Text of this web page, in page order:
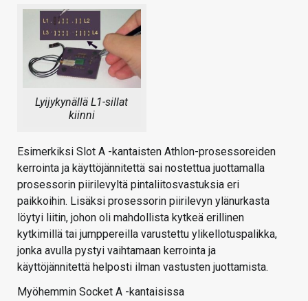
Lyijykynällä L1-sillat
kiinni
Esimerkiksi Slot A -kantaisten Athlon-prosessoreiden
kerrointa ja käyttöjännitettä sai nostettua juottamalla
prosessorin piirilevyltä pintaliitosvastuksia eri
paikkoihin. Lisäksi prosessorin piirilevyn ylänurkasta
löytyi liitin, johon oli mahdollista kytkeä erillinen
kytkimillä tai jumppereilla varustettu ylikellotuspalikka,
jonka avulla pystyi vaihtamaan kerrointa ja
käyttöjännitettä helposti ilman vastusten juottamista.
Myöhemmin Socket A -kantaisissa